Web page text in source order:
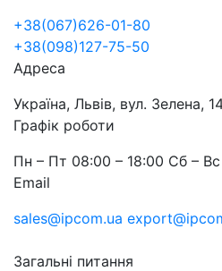
+38(067)626-01-80
+38(098)127-75-50
Адреса
Україна, Львів, вул. Зелена,
Графік роботи
Пн – Пт 08:00 – 18:00 Сб – Вс
Email
sales@ipcom.ua
Загальні питання